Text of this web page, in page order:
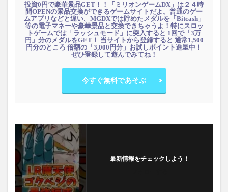
投資0円で豪華景品GET！！「ミリオンゲームDX」は２４時
間OPENの景品交換ができるゲームサイトだよ。普通のゲー
ムアプリなどと違い、MGDXでは貯めたメダルを「Bitcash」
等の電子マネーや豪華景品と交換できちゃうよ！特にスロッ
トゲームでは「ラッシュモード」に突入すると 1回で「3万
円」分のメダルをGET！ 当サイトから登録すると 通常1,500
円分のところ 倍額の「3,000円分」お試しポイント進呈中！
ぜひ登録して遊んでみてね！
今すぐ無料であそぶ
最新情報をチェックしよう！